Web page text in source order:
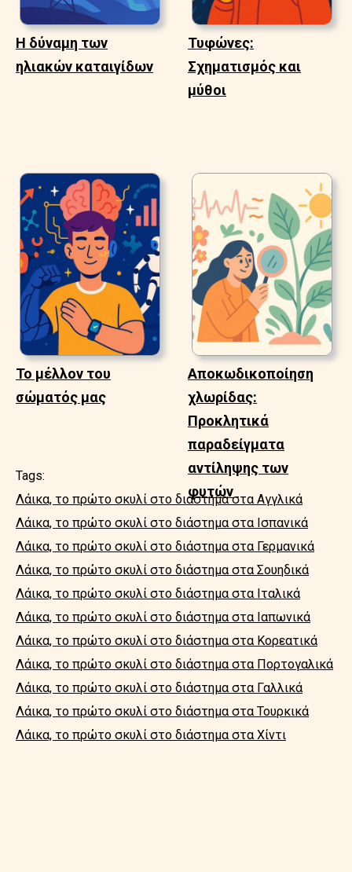
Η δύναμη των
ηλιακών καταιγίδων
Τυφώνες:
Σχηματισμός και
μύθοι
Το μέλλον του
σώματός μας
Αποκωδικοποίηση
χλωρίδας:
Προκλητικά
παραδείγματα
αντίληψης των
φυτών
Tags:
Λάικα, το πρώτο σκυλί στο διάστημα στα Αγγλικά
Λάικα, το πρώτο σκυλί στο διάστημα στα Ισπανικά
Λάικα, το πρώτο σκυλί στο διάστημα στα Γερμανικά
Λάικα, το πρώτο σκυλί στο διάστημα στα Σουηδικά
Λάικα, το πρώτο σκυλί στο διάστημα στα Ιταλικά
Λάικα, το πρώτο σκυλί στο διάστημα στα Ιαπωνικά
Λάικα, το πρώτο σκυλί στο διάστημα στα Κορεατικά
Λάικα, το πρώτο σκυλί στο διάστημα στα Πορτογαλικά
Λάικα, το πρώτο σκυλί στο διάστημα στα Γαλλικά
Λάικα, το πρώτο σκυλί στο διάστημα στα Τουρκικά
Λάικα, το πρώτο σκυλί στο διάστημα στα Χίντι